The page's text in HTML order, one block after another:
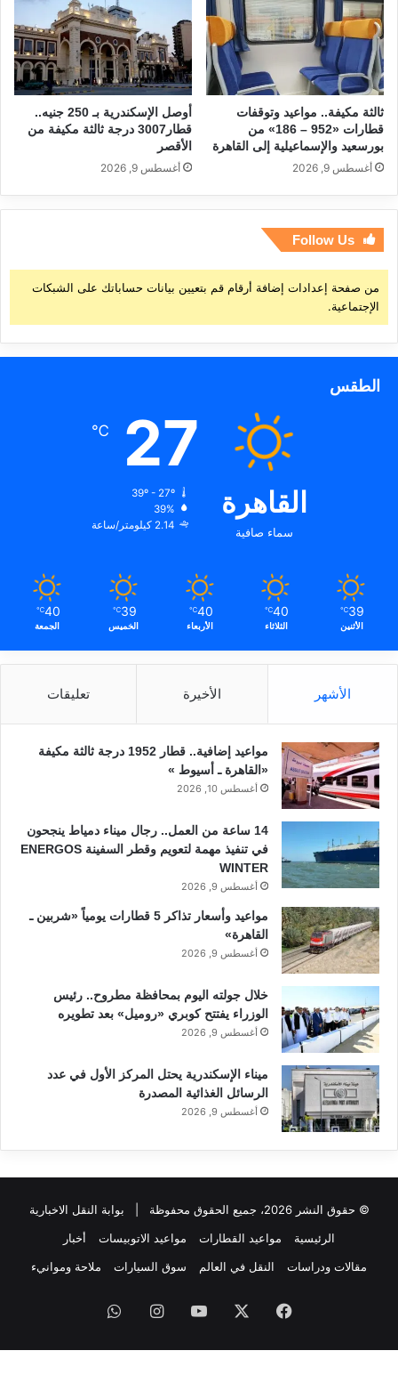
ثالثة مكيفة.. مواعيد وتوقفات
قطارات «952 – 186» من
بورسعيد والإسماعيلية إلى القاهرة
أغسطس 9, 2026
أوصل الإسكندرية بـ 250 جنيه..
قطار3007 درجة ثالثة مكيفة من
الأقصر
أغسطس 9, 2026
Follow Us
من صفحة إعدادات إضافة أرقام قم بتعيين بيانات حساباتك على الشبكات
الإجتماعية.
الطقس
القاهرة
سماء صافية
27
℃
39º - 27º
39%
2.14 كيلومتر/ساعة
39
℃
الأثنين
40
℃
الثلاثاء
40
℃
الأربعاء
39
℃
الخميس
40
℃
الجمعة
الأشهر الأخيرة تعليقات
مواعيد إضافية.. قطار 1952 درجة ثالثة مكيفة
«القاهرة ـ أسيوط »
أغسطس 10, 2026
14 ساعة من العمل.. رجال ميناء دمياط ينجحون
في تنفيذ مهمة لتعويم وقطر السفينة ENERGOS
WINTER
أغسطس 9, 2026
مواعيد وأسعار تذاكر 5 قطارات يومياً «شربين ـ
القاهرة»
أغسطس 9, 2026
خلال جولته اليوم بمحافظة مطروح.. رئيس
الوزراء يفتتح كوبري «روميل» بعد تطويره
أغسطس 9, 2026
ميناء الإسكندرية يحتل المركز الأول في عدد
الرسائل الغذائية المصدرة
أغسطس 9, 2026
© حقوق النشر 2026، جميع الحقوق محفوظة |
بوابة النقل الاخبارية
الرئيسية
مواعيد القطارات مواعيد الاتوبيسات
أخبار
مقالات ودراسات
النقل في العالم سوق السيارات ملاحة وموانيء
فيسبوك ‫YouTubeانستقرام